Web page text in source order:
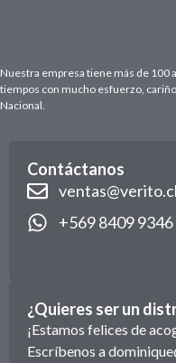
Nuestra empresa tiene más de 100
tiempos con mucho esfuerzo,
Nacional.
Contáctanos
ventas@verito.cl
+569 8409 9346
¿Quieres ser un
¡Estamos felices de
Escríbenos a